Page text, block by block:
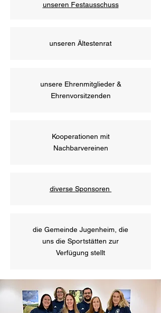
unseren Festausschuss
unseren Ältestenrat
unsere Ehrenmitglieder &
Ehrenvorsitzenden
Kooperationen mit
Nachbarvereinen
diverse Sponsoren
die Gemeinde Jugenheim, die
uns die Sportstätten zur
Verfügung stellt